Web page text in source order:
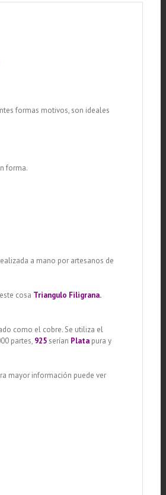
formas motivos, son ideales
forma.
a mano por artesanos de
cosa Triangulo Filigrana.
como el cobre. Se utiliza el
partes, 925 serían Plata pura y
mayor información puede ver